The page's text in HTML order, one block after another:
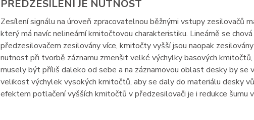
PŘEDZESÍLENÍ JE NUTNOST
Zesílení signálu na úroveň zpracovatelnou běžnými vstupy zesilovačů
který má navíc nelineární kmitočtovou charakteristiku. Lineárně se
předzesilovačem zesilovány více, kmitočty vyšší jsou naopak
nutnost při tvorbě záznamu zmenšit velké výchylky basových
musely být příliš daleko od sebe a na záznamovou oblast desky by se
velikost výchylek vysokých kmitočtů, aby se daly do materiálu desky
efektem potlačení vyšších kmitočtů v předzesilovači je i redukce šumu